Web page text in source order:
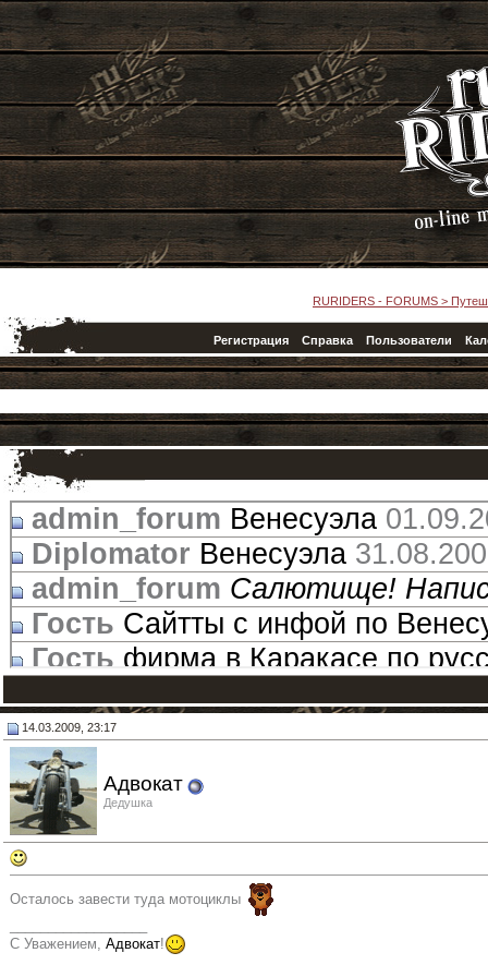
RURIDERS - FORUMS >
Регистрация Справка Пользователи
admin_forum Венесуэла
Diplomator Венесуэла
admin_forum Салютище!
Гость Сайтты с инфой по
Гость фирма в Каракасе по
Diplomator
Diplomator
Гость Вебмастеру
admin_forum Неделю
admin_forum
22:43
14.03.2009, 23:17
Адвокат
Дедушка
Осталось завести туда мотоциклы
С Уважением, Адвокат!